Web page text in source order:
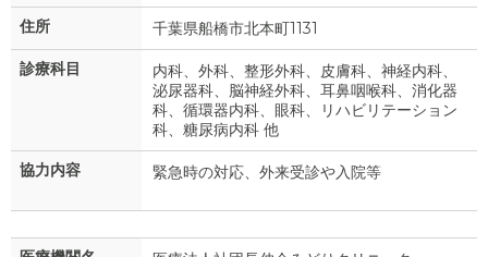
住所 千葉県船橋市北本町1131
診療科目
内科、外科、整形外科、皮膚科、神経内科、
泌尿器科、脳神経外科、耳鼻咽喉科、消化器
科、循環器内科、眼科、リハビリテーション
科、糖尿病内科 他
協力内容 緊急時の対応、外来受診や入院等